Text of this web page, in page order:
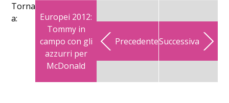
Torna
a:
Europei 2012:
Tommy in
campo con gli
azzurri per
McDonald
PrecedenteSuccessiva